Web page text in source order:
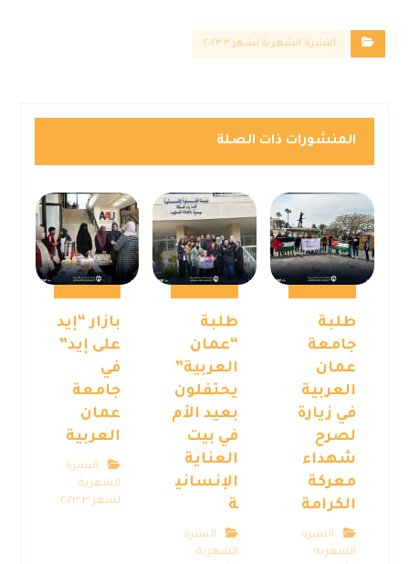
النشرة الشهرية لشهر ٣ ٢٠٢٣
المنشورات ذات الصلة
طلبة
جامعة
عمان
العربية
في زيارة
لصرح
شهداء
معركة
الكرامة
النشرة
الشهرية
طلبة
“عمان
العربية”
يحتفلون
بعيد الأم
في بيت
العناية
الإنساني
ة
النشرة
الشهرية
بازار “إيد
على إيد”
في
جامعة
عمان
العربية
النشرة
الشهرية
لشهر ٣ ٢٠٢٣